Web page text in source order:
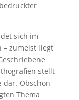
sich im
– zumeist liegt
stellt
dar. Obschon
Thema